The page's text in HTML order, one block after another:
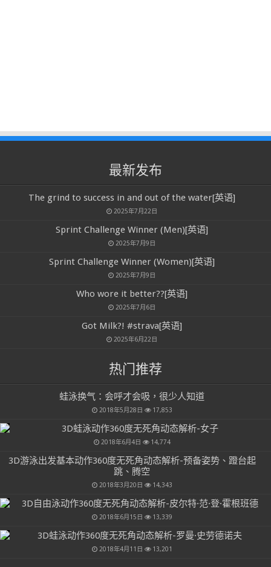
最新发布
The grind to success in and out of the water[英语]
2025年7月22日
Sprint Challenge Winner (Men)[英语]
2025年7月9日
Sprint Challenge Winner (Women)[英语]
2025年7月9日
Who wore it better??[英语]
2025年7月6日
Got Milk?! #strava[英语]
2025年6月22日
热门推荐
蛙泳换气：会呼才会吸，很少人知道
2018年5月28日 17,853
3D蛙泳动作360度无死角动态解析-女子
2018年6月4日 14,774
3D游泳出发基本动作360度无死角动态解析-预备姿势、蹬台起
跳、腾空
2018年3月20日 14,343
3D自由泳动作360度无死角动态解析-皮尔特·范·登·霍根班德
2018年6月15日 13,339
3D蛙泳动作360度无死角动态解析-罗曼·史劳德诺夫
2018年4月11日 13,201